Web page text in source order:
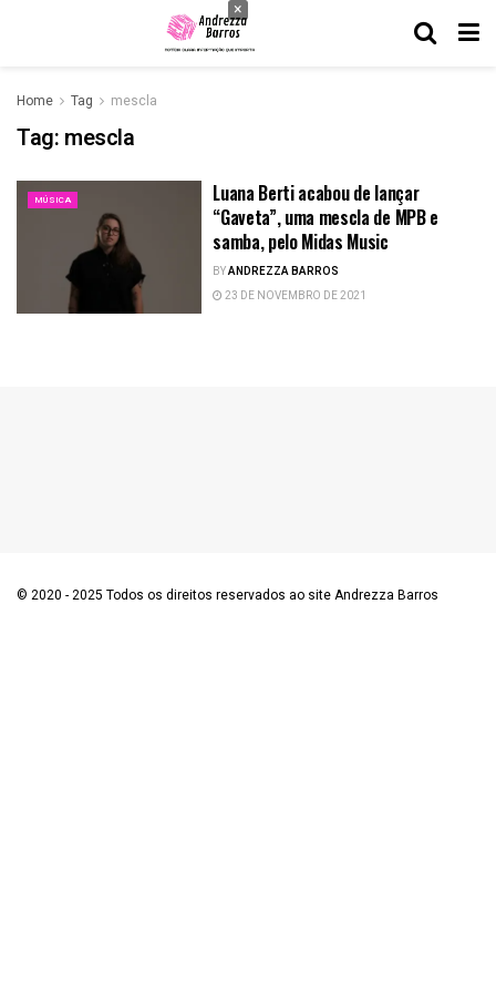
Home Tag mescla
Tag: mescla
MÚSICA
Luana Berti acabou de lançar
“Gaveta”, uma mescla de MPB e
samba, pelo Midas Music
BYANDREZZA BARROS
23 DE NOVEMBRO DE 2021
© 2020 - 2025 Todos os direitos reservados ao site Andrezza Barros
×